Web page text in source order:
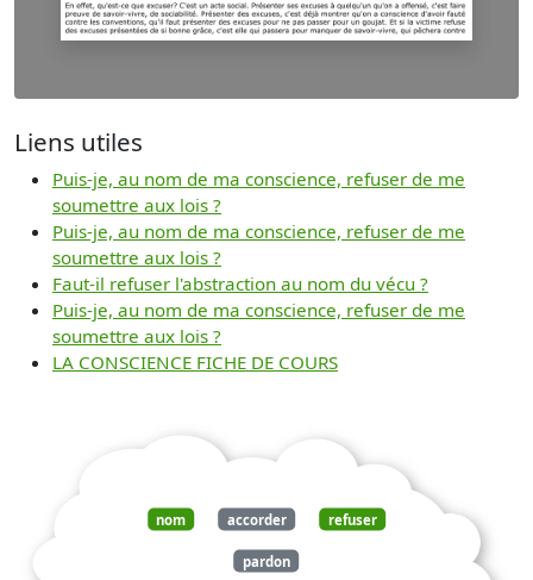
Liens utiles
Puis-je, au nom de ma conscience, refuser de me
soumettre aux lois ?
Puis-je, au nom de ma conscience, refuser de me
soumettre aux lois ?
Faut-il refuser l'abstraction au nom du vécu ?
Puis-je, au nom de ma conscience, refuser de me
soumettre aux lois ?
LA CONSCIENCE FICHE DE COURS
nom accorder refuser
pardon